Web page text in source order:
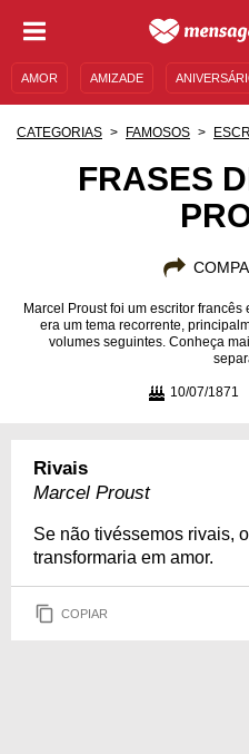
AMOR AMIZADE
CATEGORIAS FAMOSOS
FRASES
Marcel Proust foi um escritor
era um tema recorrente,
volumes seguintes. Conheça
10/07/1871
Rivais
Marcel Proust
Se não tivéssemos rivais,
transformaria em amor.
COPIAR